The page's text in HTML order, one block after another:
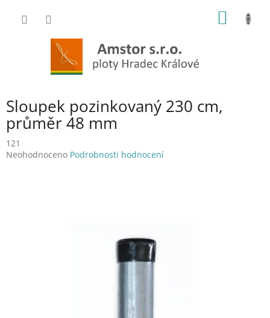
Sloupek pozinkovaný 230 cm,
průměr 48 mm
121
Průměrné
Neohodnoceno Podrobnosti hodnocení